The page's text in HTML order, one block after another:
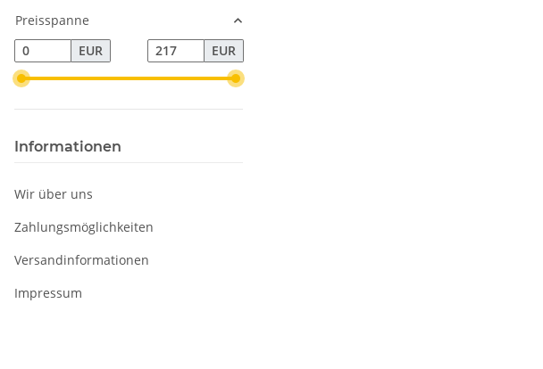
Preisspanne
EUR
EUR
Informationen
Wir über uns
Zahlungsmöglichkeiten
Versandinformationen
Impressum